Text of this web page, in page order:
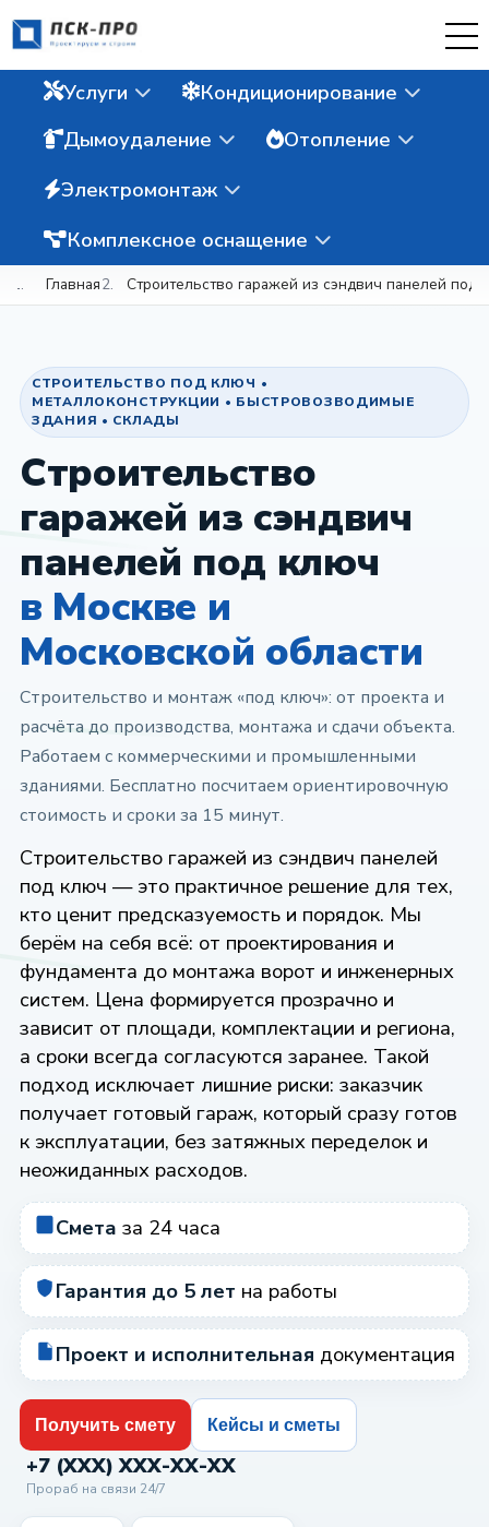
Услуги
Кондиционирование
Дымоудаление
Отопление
Электромонтаж
Комплексное оснащение
Главная Строительство гаражей из сэндвич панелей под
СТРОИТЕЛЬСТВО ПОД КЛЮЧ •
МЕТАЛЛОКОНСТРУКЦИИ • БЫСТРОВОЗВОДИМЫЕ
ЗДАНИЯ • СКЛАДЫ
Строительство
гаражей из сэндвич
панелей под ключ
в Москве и
Московской области
Строительство и монтаж «под ключ»: от проекта и
расчёта до производства, монтажа и сдачи объекта.
Работаем с коммерческими и промышленными
зданиями. Бесплатно посчитаем ориентировочную
стоимость и сроки за 15 минут.
Строительство гаражей из сэндвич панелей
под ключ — это практичное решение для тех,
кто ценит предсказуемость и порядок. Мы
берём на себя всё: от проектирования и
фундамента до монтажа ворот и инженерных
систем. Цена формируется прозрачно и
зависит от площади, комплектации и региона,
а сроки всегда согласуются заранее. Такой
подход исключает лишние риски: заказчик
получает готовый гараж, который сразу готов
к эксплуатации, без затяжных переделок и
неожиданных расходов.
Смета за 24 часа
Гарантия до 5 лет на работы
Проект и исполнительная документация
Получить смету Кейсы и сметы
+7 (XXX) XXX-XX-XX
Прораб на связи 24/7